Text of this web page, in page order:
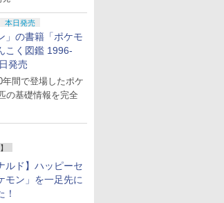
本日発売
」の書籍「ポケモ
こく図鑑 1996-
発売
年間で登場したポケ
の基礎情報を完全
ルド】ハッピーセ
モン」を一足先に
！